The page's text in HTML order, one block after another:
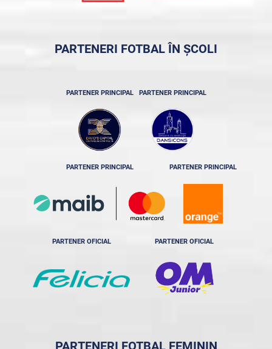
PARTENERI FOTBAL ÎN ȘCOLI
PARTENER PRINCIPAL PARTENER PRINCIPAL
PARTENER PRINCIPAL PARTENER PRINCIPAL
PARTENER OFICIAL PARTENER OFICIAL
PARTENERI FOTBAL FEMININ